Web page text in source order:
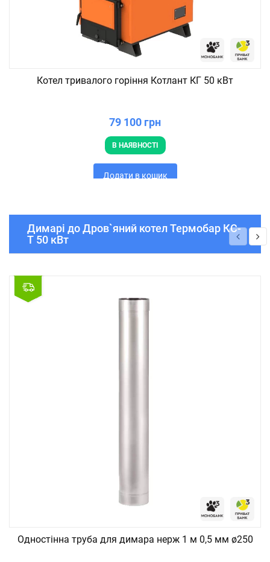
Котел тривалого горіння Котлант КГ 50 кВт
79 100 грн
В НАЯВНОСТІ
Додати в кошик
Димарі до Дров`яний котел Термобар КС-
Т 50 кВт
Одностінна труба для димара нерж 1 м 0,5 мм ø250